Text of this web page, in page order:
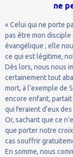
ne
« Celui qui ne porte
pas être mon
évangélique ; elle
ce qui est légitime,
Dès lors, nous nous
certainement tout
mort, à l’exemple de
encore enfant,
qui feraient d’eux des
Or, sachant que ce
que porter notre
cas souffrir
En somme, nous